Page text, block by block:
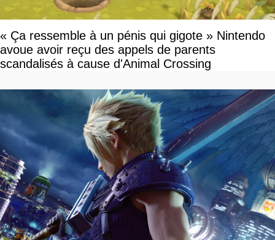
« Ça ressemble à un pénis qui gigote » Nintendo
avoue avoir reçu des appels de parents
scandalisés à cause d'Animal Crossing